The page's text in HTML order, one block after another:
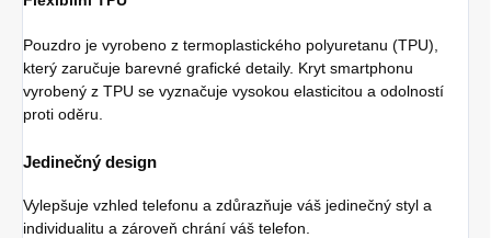
Pouzdro je vyrobeno z termoplastického polyuretanu (TPU),
který zaručuje barevné grafické detaily. Kryt smartphonu
vyrobený z TPU se vyznačuje vysokou elasticitou a odolností
proti oděru.
Jedinečný design
Vylepšuje vzhled telefonu a zdůrazňuje váš jedinečný styl a
individualitu a zároveň chrání váš telefon.